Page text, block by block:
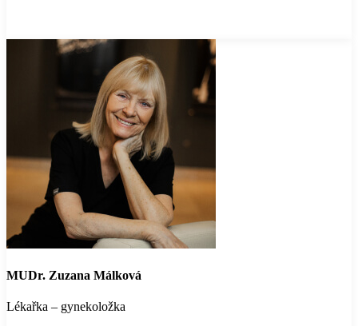
MUDr. Zuzana Málková
Lékařka – gynekoložka